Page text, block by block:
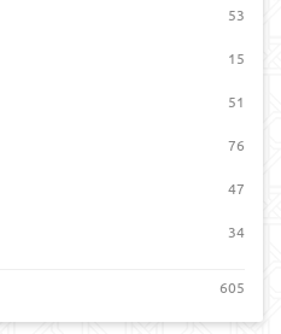
53
15
51
76
47
34
605